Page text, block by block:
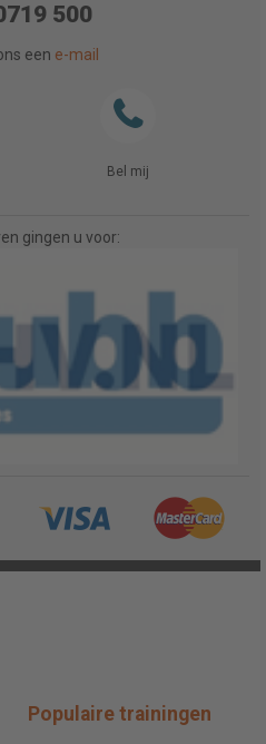
500
een e-mail
Bel mij
gingen u voor:
Populaire trainingen